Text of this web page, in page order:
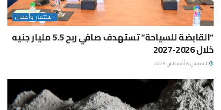
استثمار وأعمال
“القابضة للسياحة” تستهدف صافي ربح 5.5 مليار جنيه
خلال 2026-2027
الخميس 6 أغسطس 2026